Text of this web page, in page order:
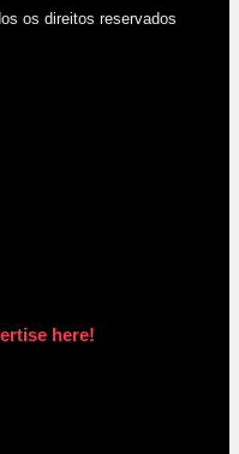
os direitos reservados
here!